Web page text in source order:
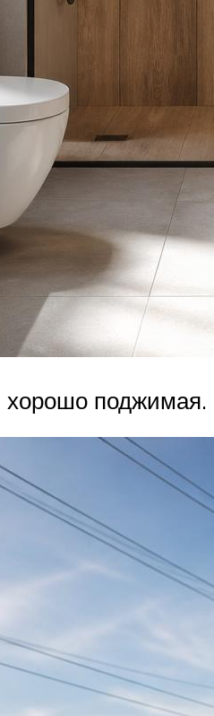
хорошо поджимая.